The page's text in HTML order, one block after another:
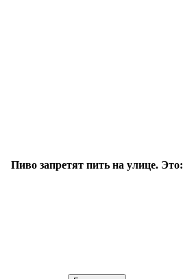
Пиво запретят пить на улице. Это: